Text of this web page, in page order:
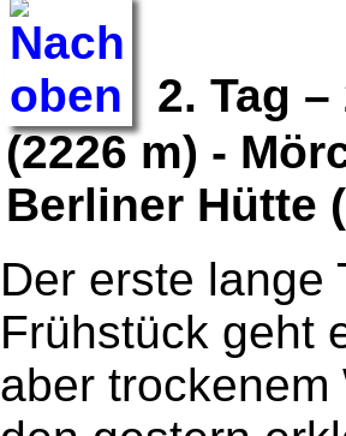
2. Tag
(2226 m) -
Berliner Hütte
Der erste lange
Frühstück geht
aber trockenem